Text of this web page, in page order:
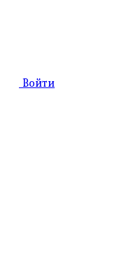
Войти